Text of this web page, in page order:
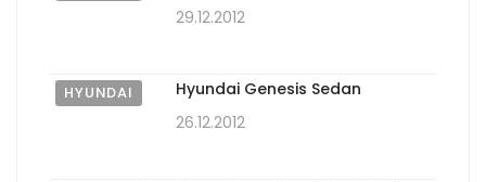
29.12.2012
HYUNDAI
Hyundai Genesis Sedan
26.12.2012